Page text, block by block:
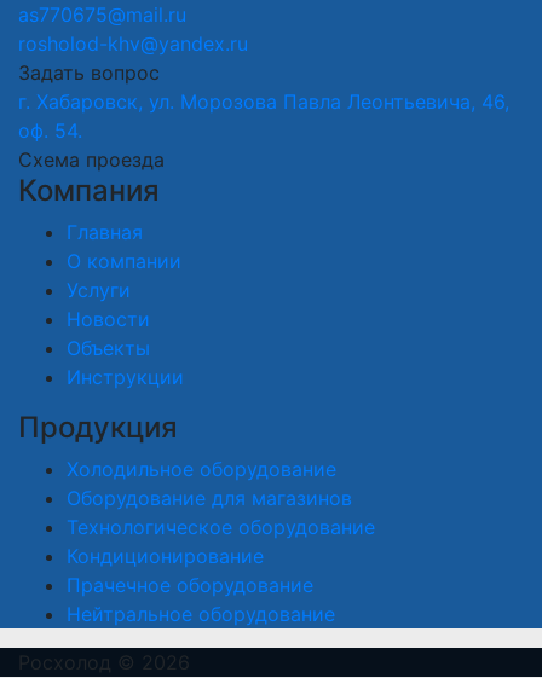
as770675@mail.ru
rosholod-khv@yandex.ru
Задать вопрос
г. Хабаровск, ул. Морозова Павла Леонтьевича, 46,
оф. 54.
Схема проезда
Компания
Главная
О компании
Услуги
Новости
Объекты
Инструкции
Продукция
Холодильное оборудование
Оборудование для магазинов
Технологическое оборудование
Кондиционирование
Прачечное оборудование
Нейтральное оборудование
Росхолод © 2026